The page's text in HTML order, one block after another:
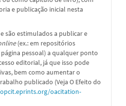
e publicação inicial nesta
são estimulados a publicar e
(ex.: em repositórios
pessoal) a qualquer ponto
editorial, já que isso pode
bem como aumentar o
publicado (Veja O Efeito do
oacitation-